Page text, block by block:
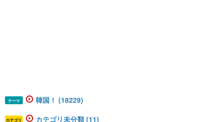
テーマ 韓国！ (18229)
カテゴリ カテゴリ未分類 (11)